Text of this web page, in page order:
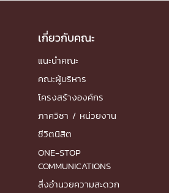
เกี่ยวกับคณะ
แนะนำคณะ
คณะผู้บริหาร
โครงสร้างองค์กร
ภาควิชา / หน่วยงาน
ชีวิตนิสิต
ONE-STOP
COMMUNICATIONS
สิ่งอำนวยความสะดวก